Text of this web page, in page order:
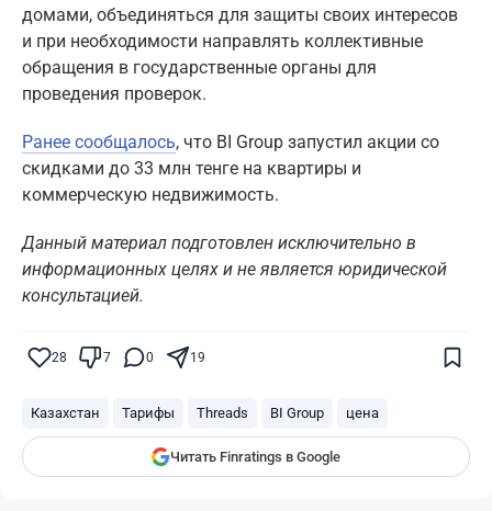
домами, объединяться для защиты своих интересов
и при необходимости направлять коллективные
обращения в государственные органы для
проведения проверок.
Ранее сообщалось, что BI Group запустил акции со
скидками до 33 млн тенге на квартиры и
коммерческую недвижимость.
Данный материал подготовлен исключительно в
информационных целях и не является юридической
консультацией.
28 7 0 19
Казахстан Тарифы Threads BI Group цена
Читать Finratings в Google
показываться вам
finratings.kz